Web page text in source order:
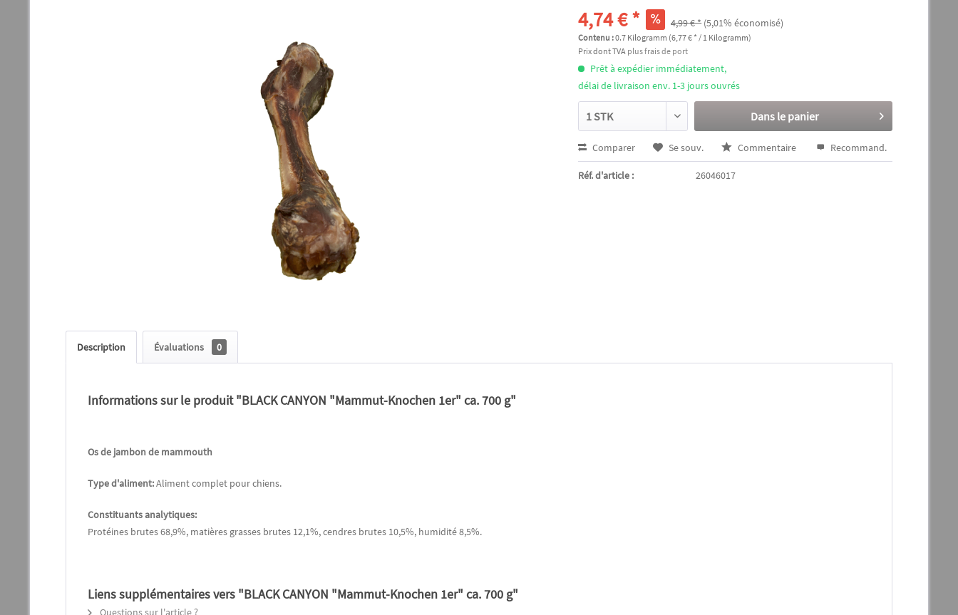
4,74 € * 4,99 € * (5,01% économisé)
Contenu :0.7 Kilogramm (6,77 € * / 1 Kilogramm)
Prix dont TVA plus frais de port
Prêt à expédier immédiatement,
délai de livraison env. 1-3 jours ouvrés
Dans le panier
Comparer Se souv. Commentaire Recommand.
Réf. d'article : 26046017
Description Évaluations 0
Informations sur le produit "BLACK CANYON "Mammut-Knochen 1er" ca. 700 g"
Os de jambon de mammouth
Type d'aliment:Aliment complet pour chiens.
Constituants analytiques:
Protéines brutes 68,9%, matières grasses brutes 12,1%, cendres brutes 10,5%, humidité 8,5%.
Liens supplémentaires vers "BLACK CANYON "Mammut-Knochen 1er" ca. 700 g"
Questions sur l'article ?